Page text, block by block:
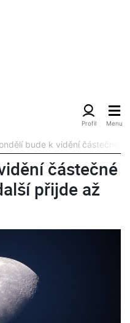
bude k vidění částečné
částečné
přijde až